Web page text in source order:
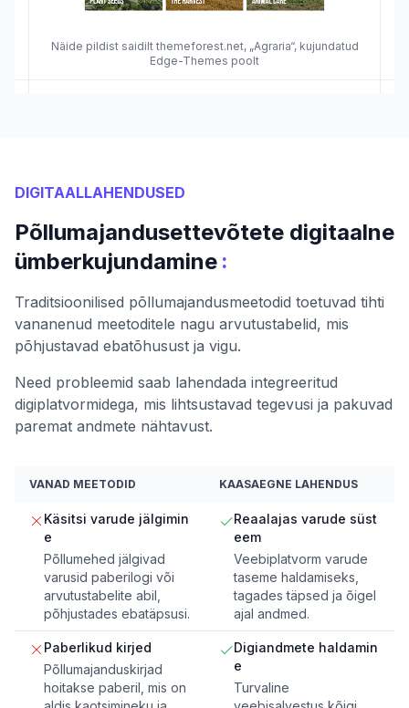
Näide pildist saidilt themeforest.net, „Agraria“, kujundatud
Edge-Themes poolt
DIGITAALLAHENDUSED
Põllumajandusettevõtete digitaalne
ümberkujundamine :
Traditsioonilised põllumajandusmeetodid toetuvad tihti
vananenud meetoditele nagu arvutustabelid, mis
põhjustavad ebatõhusust ja vigu.
Need probleemid saab lahendada integreeritud
digiplatvormidega, mis lihtsustavad tegevusi ja pakuvad
paremat andmete nähtavust.
VANAD MEETODID KAASAEGNE LAHENDUS
Käsitsi varude jälgimin
e
Põllumehed jälgivad
varusid paberilogi või
arvutustabelite abil,
põhjustades ebatäpsusi.
Reaalajas varude süst
eem
Veebiplatvorm varude
taseme haldamiseks,
tagades täpsed ja õigel
ajal andmed.
Paberlikud kirjed
Põllumajanduskirjad
hoitakse paberil, mis on
Digiandmete haldamin
e
Turvaline